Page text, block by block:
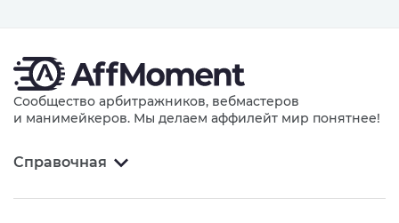
Сообщество арбитражников, вебмастеров
и манимейкеров. Мы делаем аффилейт мир понятнее!
Справочная